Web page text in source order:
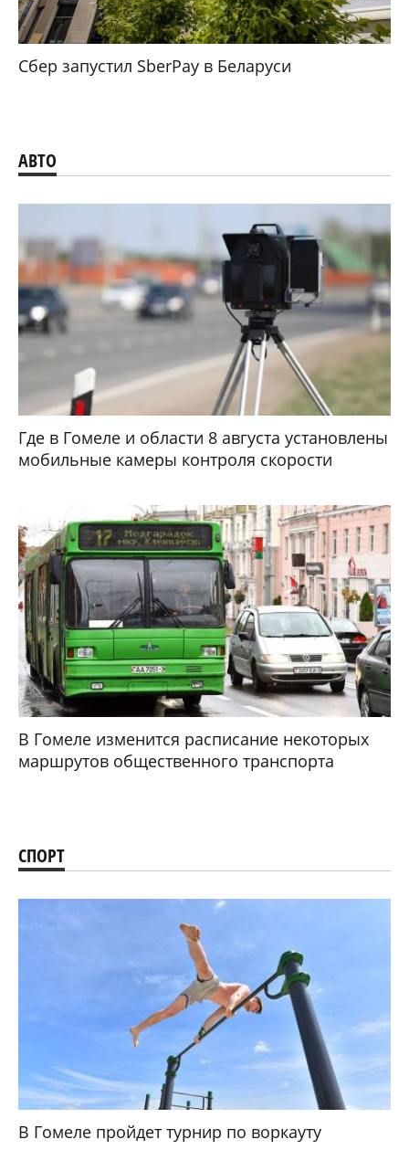
Сбер запустил SberPay в Беларуси
АВТО
Где в Гомеле и области 8 августа установлены
мобильные камеры контроля скорости
В Гомеле изменится расписание некоторых
маршрутов общественного транспорта
СПОРТ
В Гомеле пройдет турнир по воркауту